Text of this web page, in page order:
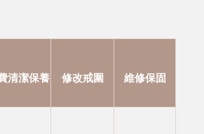
清潔保養 修改戒圍 維修保固